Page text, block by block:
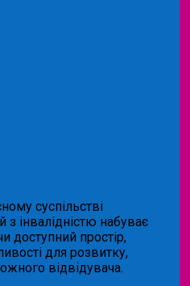
суспільстві
з інвалідністю набуває
доступний простір,
для розвитку,
відвідувача.